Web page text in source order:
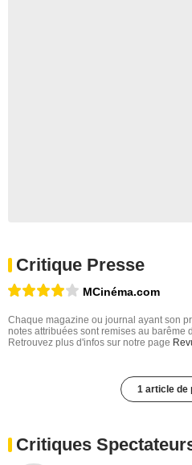
Critique Presse
MCinéma.com
Chaque magazine ou journal ayant son
notes attribuées sont remises au barême
Retrouvez plus d'infos sur notre page
1 article de
Critiques